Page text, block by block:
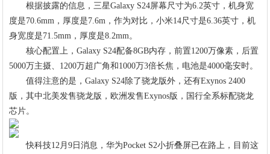
根据披露的信息，三星Galaxy S24屏幕尺寸为6.2英寸，机身宽
度是70.6mm，厚度是7.6m，作为对比，小米14尺寸是6.36英寸，机
身宽度是71.5mm，厚度是8.2mm。
核心配置上，Galaxy S24配备8GB内存，前置1200万像素，后置
5000万主摄、1200万超广角和1000万3倍长焦，电池是4000毫安时。
值得注意的是，Galaxy S24除了骁龙版外，还有Exynos 2400
版，其中北美发售骁龙版，欧洲发售Exynos版，国行全系标配骁龙
芯片。
快科技12月9日消息，华为Pocket S2小折叠屏已在路上，目前这